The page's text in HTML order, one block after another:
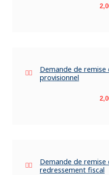
Demande de
provisionnel
Demande de
redressement fiscal